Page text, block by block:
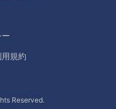
用規約
Reserved.